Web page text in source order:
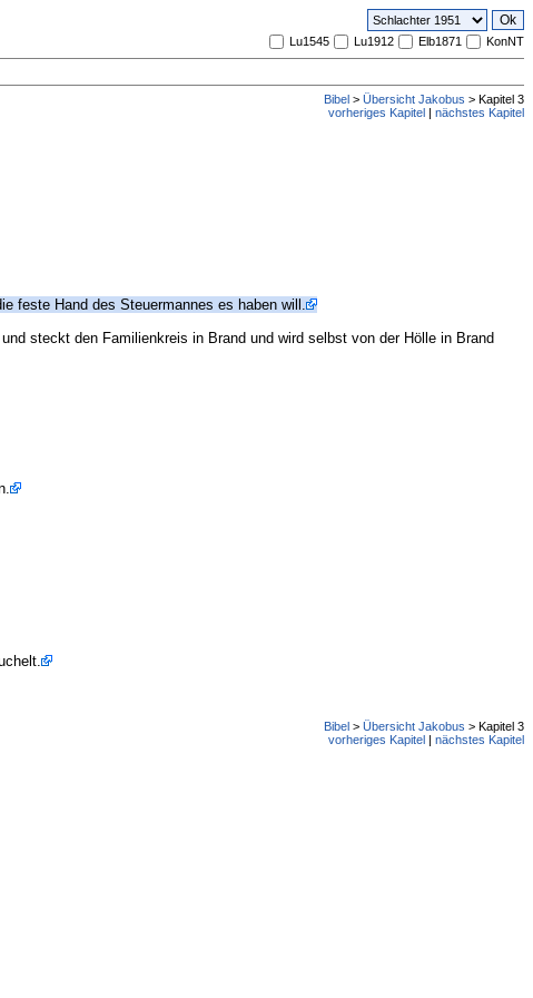
Lu1545 Lu1912 Elb1871 KonNT
Bibel > Übersicht Jakobus > Kapitel 3
vorheriges Kapitel | nächstes Kapitel
feste Hand des Steuermannes es haben will.
steckt den Familienkreis in Brand und wird selbst von der Hölle in Brand
Bibel > Übersicht Jakobus > Kapitel 3
vorheriges Kapitel nächstes Kapitel